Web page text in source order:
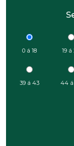
0 á 18 19 á
39 á 43 44